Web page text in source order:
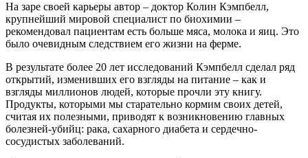
На заре своей карьеры автор – доктор Колин Кэмпбелл,
крупнейший мировой специалист по биохимии –
рекомендовал пациентам есть больше мяса, молока и яиц. Это
было очевидным следствием его жизни на ферме.
В результате более 20 лет исследований Кэмпбелл сделал ряд
открытий, изменивших его взгляды на питание – как и
взгляды миллионов людей, которые прочли эту книгу.
Продукты, которыми мы старательно кормим своих детей,
считая их полезными, приводят к возникновению главных
болезней-убийц: рака, сахарного диабета и сердечно-
сосудистых заболеваний.